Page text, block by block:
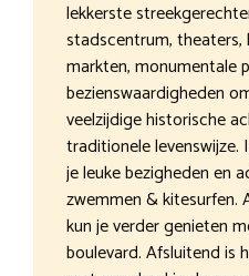
lekkerste
stadscentrum, theaters,
markten, monumentale
bezienswaardigheden
veelzijdige historische
traditionele levenswijze.
je leuke bezigheden en
zwemmen & kitesurfen.
kun je verder genieten
boulevard. Afsluitend is